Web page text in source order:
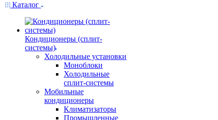
Каталог
Кондиционеры (сплит-
системы)
Холодильные установки
Моноблоки
Холодильные
сплит-системы
Мобильные
кондиционеры
Климатизаторы
Промышленные